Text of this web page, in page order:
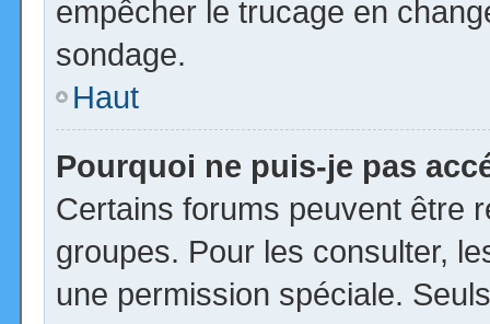
empêcher le trucage en
sondage.
Haut
Pourquoi ne puis-je pas
Certains forums peuvent être
groupes. Pour les consulter,
une permission spéciale.